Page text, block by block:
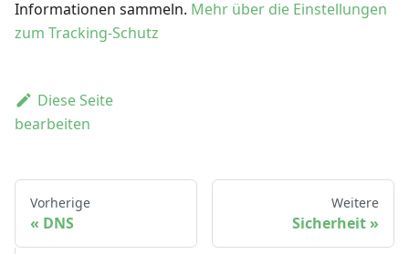
Informationen sammeln. Mehr über die Einstellungen
zum Tracking-Schutz
Diese Seite
bearbeiten
Vorherige
DNS
Weitere
Sicherheit